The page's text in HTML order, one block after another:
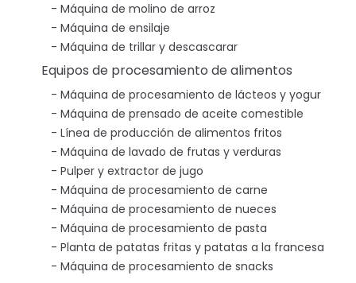
Máquina de molino de arroz
Máquina de ensilaje
Máquina de trillar y descascarar
Equipos de procesamiento de alimentos
Máquina de procesamiento de lácteos y yogur
Máquina de prensado de aceite comestible
Línea de producción de alimentos fritos
Máquina de lavado de frutas y verduras
Pulper y extractor de jugo
Máquina de procesamiento de carne
Máquina de procesamiento de nueces
Máquina de procesamiento de pasta
Planta de patatas fritas y patatas a la francesa
Máquina de procesamiento de snacks